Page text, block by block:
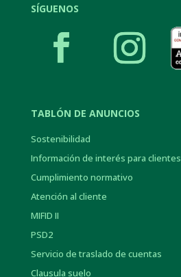
SÍGUENOS
TABLÓN DE ANUNCIOS
Sostenibilidad
Información de interés para clientes
Cumplimiento normativo
Atención al cliente
MIFID II
PSD2
Servicio de traslado de cuentas
Clausula suelo